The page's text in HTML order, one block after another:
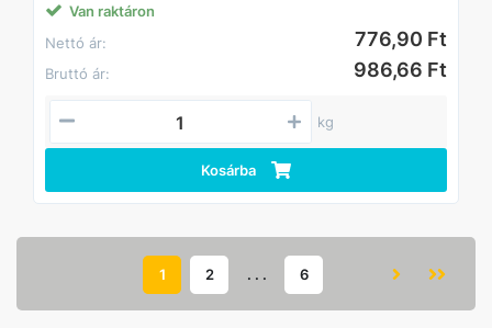
Van raktáron
Nettó ár:
776,90 Ft
Bruttó ár: 986,66 Ft
kg
Kosárba
1 2 . . . 6